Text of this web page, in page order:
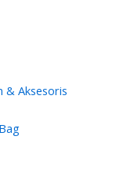
& Aksesoris